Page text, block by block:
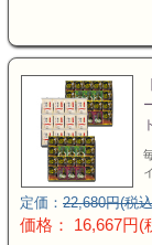
定価： 22,680円(税
価格： 16,667円(